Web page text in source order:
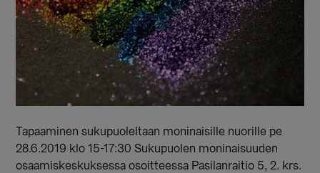
Tapaaminen sukupuoleltaan moninaisille nuorille pe
28.6.2019 klo 15-17:30 Sukupuolen moninaisuuden
osaamiskeskuksessa osoitteessa Pasilanraitio 5, 2. krs.